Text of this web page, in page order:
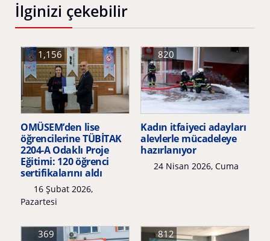
İlginizi çekebilir
OMÜSEM’den lise
öğrencilerine TÜBİTAK
2204-A Odaklı Proje
Eğitimi: 120 öğrenci
sertifikalarını aldı
16 Şubat 2026,
Pazartesi
1,156
Kadın itfaiyeci adayları
alevlerle mücadeleye
hazırlanıyor
24 Nisan 2026, Cuma
820
369 812